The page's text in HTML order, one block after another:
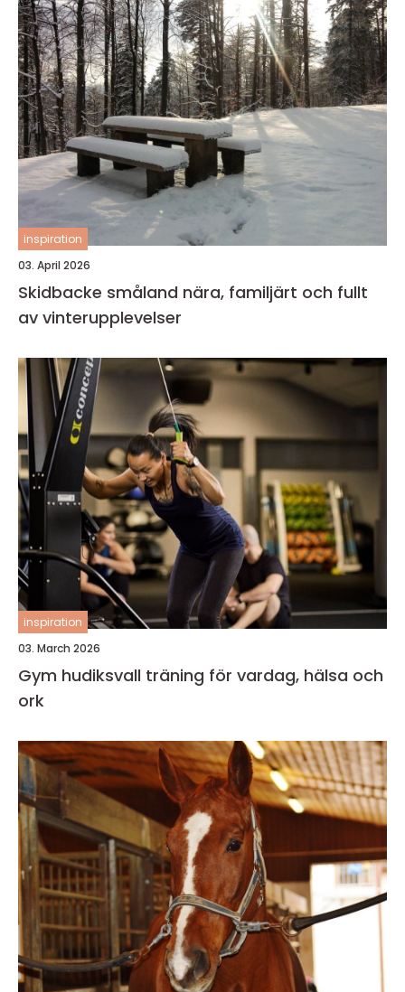
inspiration
03. April 2026
Skidbacke småland nära, familjärt och fullt
av vinterupplevelser
inspiration
03. March 2026
Gym hudiksvall träning för vardag, hälsa och
ork